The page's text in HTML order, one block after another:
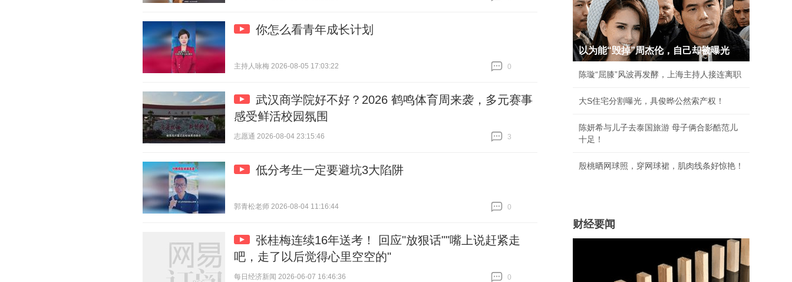
你怎么看青年成长计划
主持人咏梅 2026-08-05 17:03:22
0
武汉商学院好不好？2026 鹤鸣体育周来袭，多元赛事
感受鲜活校园氛围
志愿通 2026-08-04 23:15:46
3
低分考生一定要避坑3大陷阱
郭青松老师 2026-08-04 11:16:44
0
张桂梅连续16年送考！ 回应"放狠话""嘴上说赶紧走
吧，走了以后觉得心里空空的"
每日经济新闻 2026-06-07 16:46:36
0
以为能“毁掉”周杰伦，自己却被曝光
陈璇“屈膝”风波再发酵，上海主持人接连离职
大S住宅分割曝光，具俊晔公然索产权！
陈妍希与儿子去泰国旅游 母子俩合影酷范儿
十足！
殷桃晒网球照，穿网球裙，肌肉线条好惊艳！
财经要闻